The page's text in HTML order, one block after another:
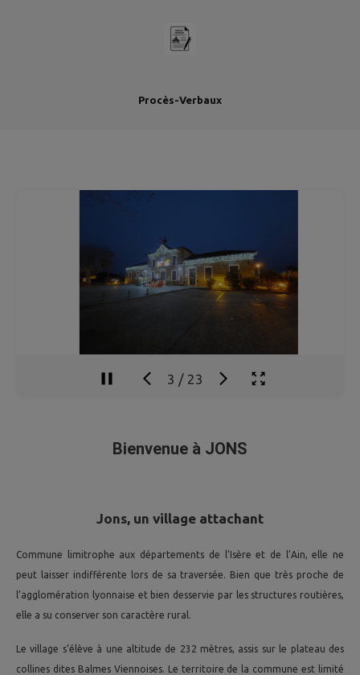
Procès-Verbaux
3 / 23
Bienvenue à JONS
Jons, un village attachant
Commune limitrophe aux départements de l’Isère et de l’Ain, elle ne
peut laisser indifférente lors de sa traversée. Bien que très proche de
l’agglomération lyonnaise et bien desservie par les structures routières,
elle a su conserver son caractère rural.
Le village s’élève à une altitude de 232 mètres, assis sur le plateau des
collines dites Balmes Viennoises. Le territoire de la commune est limité